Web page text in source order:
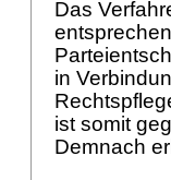
Das
in
ist somit
Demnach